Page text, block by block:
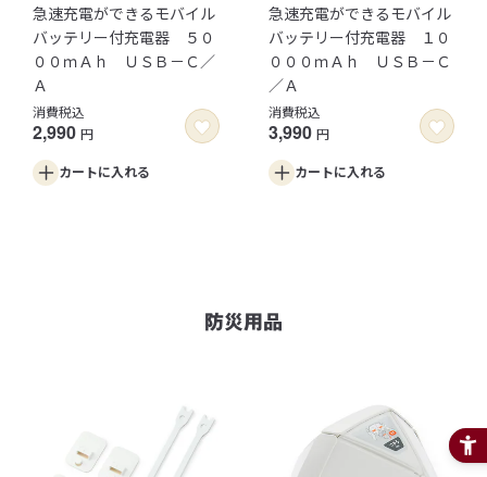
急速充電ができるモバイル
バッテリー付充電器 ５０
００ｍＡｈ ＵＳＢ－Ｃ／
Ａ
消費税込
2,990 円
カートに入れる
急速充電ができるモバイル
バッテリー付充電器 １０
０００ｍＡｈ ＵＳＢ－Ｃ
／Ａ
消費税込
3,990 円
カートに入れる
防災用品